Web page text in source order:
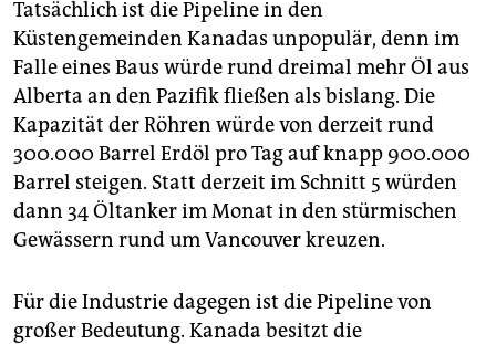
Tatsächlich ist die Pipeline in den
Küstengemeinden Kanadas unpopulär, denn im
Falle eines Baus würde rund dreimal mehr Öl aus
Alberta an den Pazifik fließen als bislang. Die
Kapazität der Röhren würde von derzeit rund
300.000 Barrel Erdöl pro Tag auf knapp 900.000
Barrel steigen. Statt derzeit im Schnitt 5 würden
dann 34 Öltanker im Monat in den stürmischen
Gewässern rund um Vancouver kreuzen.
Für die Industrie dagegen ist die Pipeline von
großer Bedeutung. Kanada besitzt die